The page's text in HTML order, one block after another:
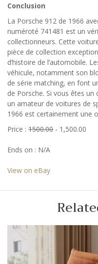
Conclusion
La Porsche 912 de 1966
numéroté 741481 est un
collectionneurs. Cette
pièce de collection
d’histoire de l’automobile.
véhicule, notamment son
de série matching, en font
de Porsche. Si vous êtes
un amateur de voitures de
1966 est certainement une
Price : 1500.00 - 1,500.00
Ends on : N/A
View on eBay